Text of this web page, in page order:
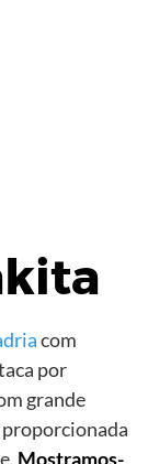
com
por
grande
proporcionada
Mostramos-